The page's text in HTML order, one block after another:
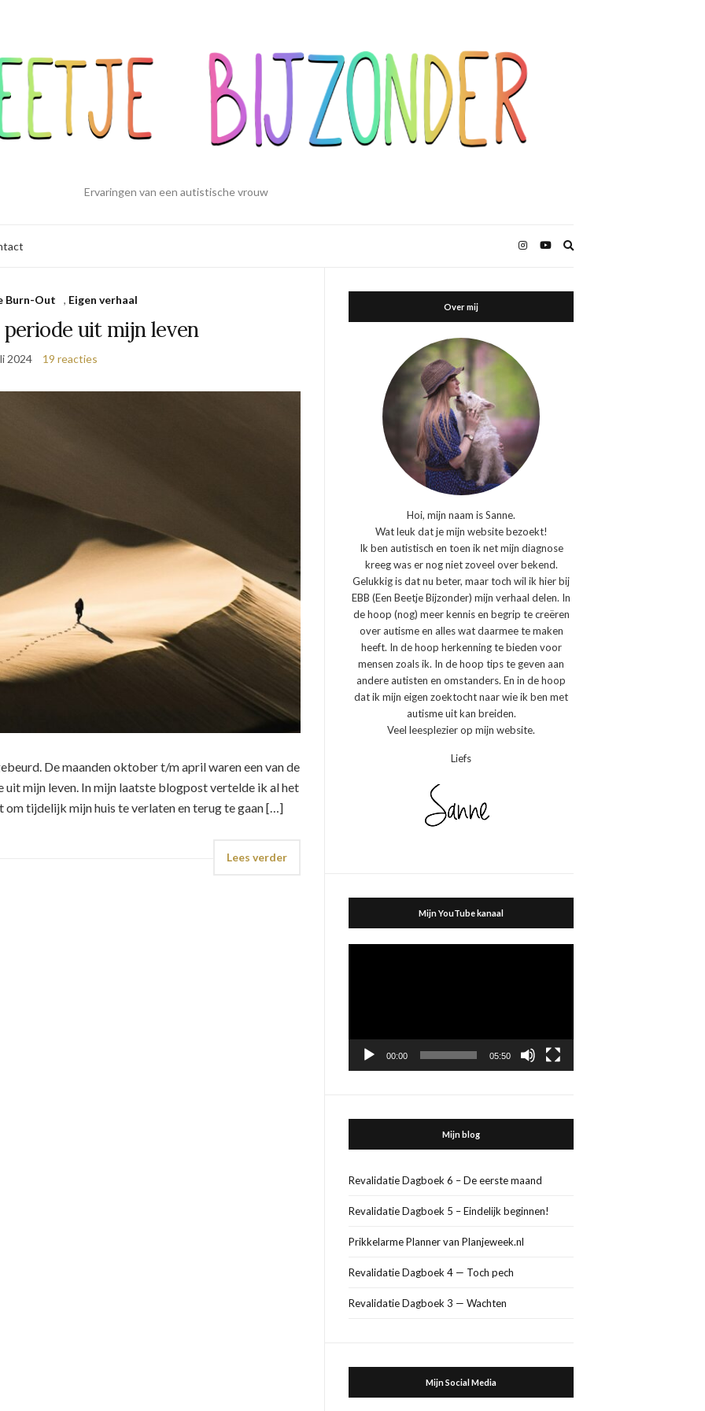
Ervaringen van een autistische vrouw
Burn-Out , Eigen verhaal
uit mijn leven
2024 19 reacties
De maanden oktober t/m april waren een van de
mijn leven. In mijn laatste blogpost vertelde ik al het
om tijdelijk mijn huis te verlaten en terug te gaan […]
Lees verder
Over mij
Hoi, mijn naam is Sanne.
Wat leuk dat je mijn website bezoekt!
Ik ben autistisch en toen ik net mijn diagnose
kreeg was er nog niet zoveel over bekend.
Gelukkig is dat nu beter, maar toch wil ik hier bij
EBB (Een Beetje Bijzonder) mijn verhaal delen. In
de hoop (nog) meer kennis en begrip te creëren
over autisme en alles wat daarmee te maken
heeft. In de hoop herkenning te bieden voor
mensen zoals ik. In de hoop tips te geven aan
andere autisten en omstanders. En in de hoop
dat ik mijn eigen zoektocht naar wie ik ben met
autisme uit kan breiden.
Veel leesplezier op mijn website.
Liefs
Mijn YouTube kanaal
00:00 05:50
Mijn blog
Revalidatie Dagboek 6 – De eerste maand
Revalidatie Dagboek 5 – Eindelijk beginnen!
Prikkelarme Planner van Planjeweek.nl
Revalidatie Dagboek 4 — Toch pech
Revalidatie Dagboek 3 — Wachten
Mijn Social Media